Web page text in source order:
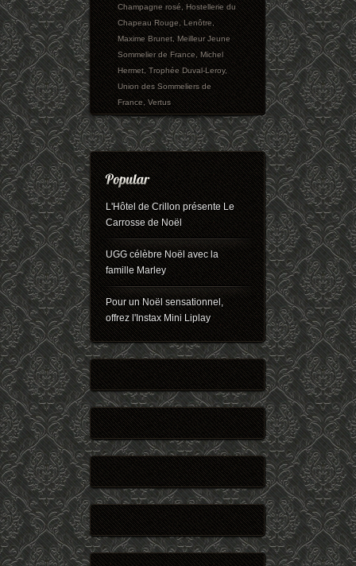
Champagne rosé,Hostellerie du
Chapeau Rouge,Lenôtre,
Maxime Brunet,Meilleur Jeune
Sommelier de France,Michel
Hermet,Trophée Duval-Leroy,
Union des Sommeliers de
France,Vertus
L'Hôtel de Crillon présente Le
Carrosse de Noël
UGG célèbre Noël avec la
famille Marley
Pour un Noël sensationnel,
offrez l'Instax Mini Liplay